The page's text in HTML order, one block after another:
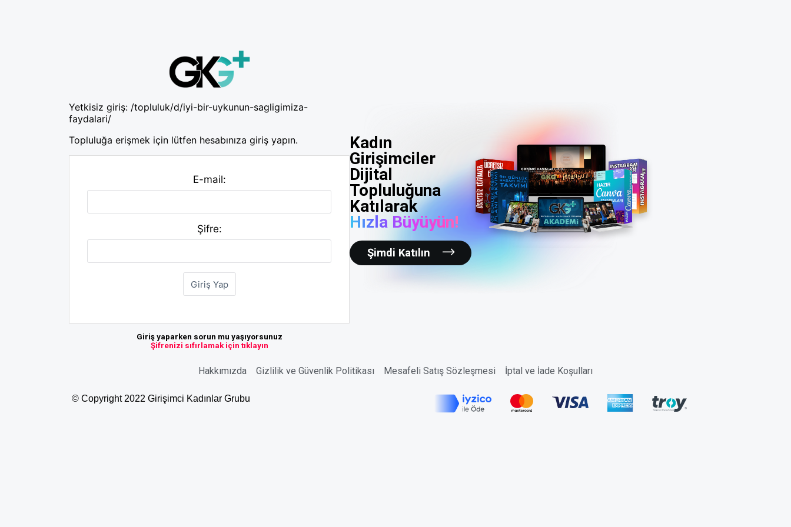
Yetkisiz giriş: /topluluk/d/iyi-bir-uykunun-sagligimiza-
faydalari/
Topluluğa erişmek için lütfen hesabınıza giriş yapın.
E-mail:
Şifre:
Giriş yaparken sorun mu yaşıyorsunuz
Şifrenizi sıfırlamak için tıklayın
Kadın
Girişimciler
Dijital
Topluluğuna
Katılarak
Hızla Büyüyün!
Şimdi Katılın
Hakkımızda Gizlilik ve Güvenlik Politikası Mesafeli Satış Sözleşmesi İptal ve İade Koşulları
© Copyright 2022 Girişimci Kadınlar Grubu